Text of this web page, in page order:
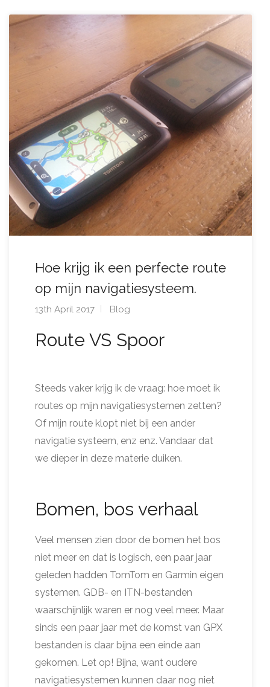
Hoe krijg ik een perfecte route
op mijn navigatiesysteem.
13th April 2017 Blog
Route VS Spoor
Steeds vaker krijg ik de vraag: hoe moet ik
routes op mijn navigatiesystemen zetten?
Of mijn route klopt niet bij een ander
navigatie systeem, enz enz. Vandaar dat
we dieper in deze materie duiken.
Bomen, bos verhaal
Veel mensen zien door de bomen het bos
niet meer en dat is logisch, een paar jaar
geleden hadden TomTom en Garmin eigen
systemen. GDB- en ITN-bestanden
waarschijnlijk waren er nog veel meer. Maar
sinds een paar jaar met de komst van GPX
bestanden is daar bijna een einde aan
gekomen. Let op! Bijna, want oudere
navigatiesystemen kunnen daar nog niet